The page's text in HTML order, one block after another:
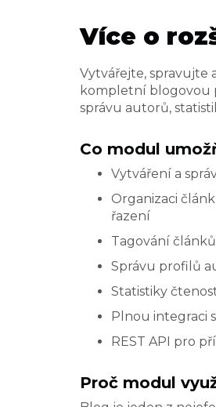
Více o
Vytvářejte, spravujte
kompletní blogovou
správu autorů,
Co modul
Vytváření a
Organizaci
řazení
Tagování
Správu profilů
Statistiky
Plnou integraci
REST API pro
Proč modul